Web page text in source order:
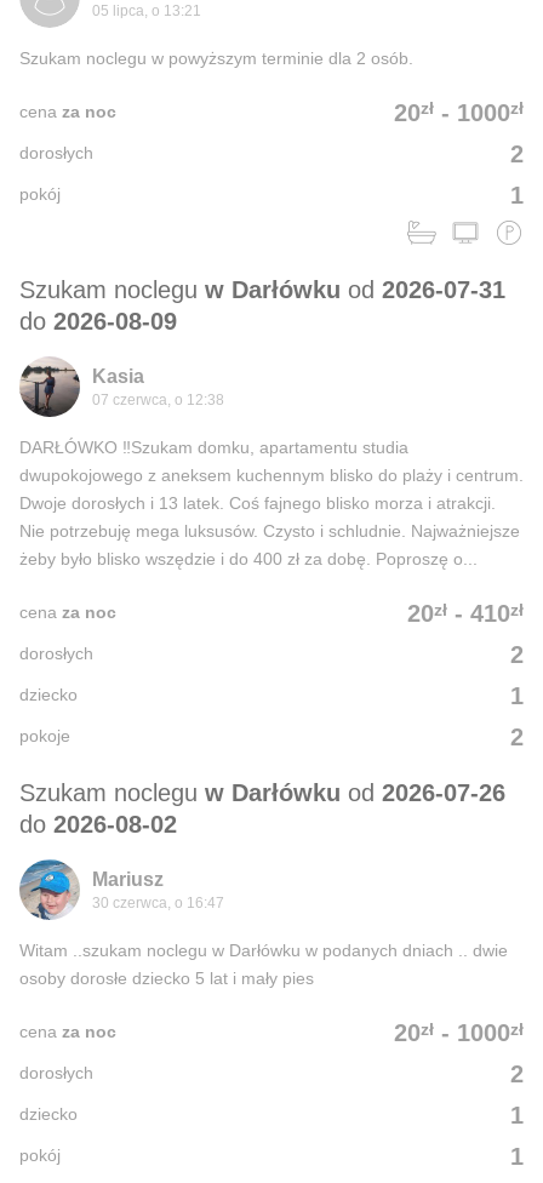
05 lipca, o 13:21
Szukam noclegu w powyższym terminie dla 2 osób.
20zł - 1000zł
cena za noc
2
dorosłych
1
pokój
Szukam noclegu w Darłówku od 2026-07-31
do 2026-08-09
Kasia
07 czerwca, o 12:38
DARŁÓWKO ‼️Szukam domku, apartamentu studia
dwupokojowego z aneksem kuchennym blisko do plaży i centrum.
Dwoje dorosłych i 13 latek. Coś fajnego blisko morza i atrakcji.
Nie potrzebuję mega luksusów. Czysto i schludnie. Najważniejsze
żeby było blisko wszędzie i do 400 zł za dobę. Poproszę o...
20zł - 410zł
cena za noc
2
dorosłych
1
dziecko
2
pokoje
Szukam noclegu w Darłówku od 2026-07-26
do 2026-08-02
Mariusz
30 czerwca, o 16:47
Witam ..szukam noclegu w Darłówku w podanych dniach .. dwie
osoby dorosłe dziecko 5 lat i mały pies
20zł - 1000zł
cena za noc
2
dorosłych
1
dziecko
1
pokój